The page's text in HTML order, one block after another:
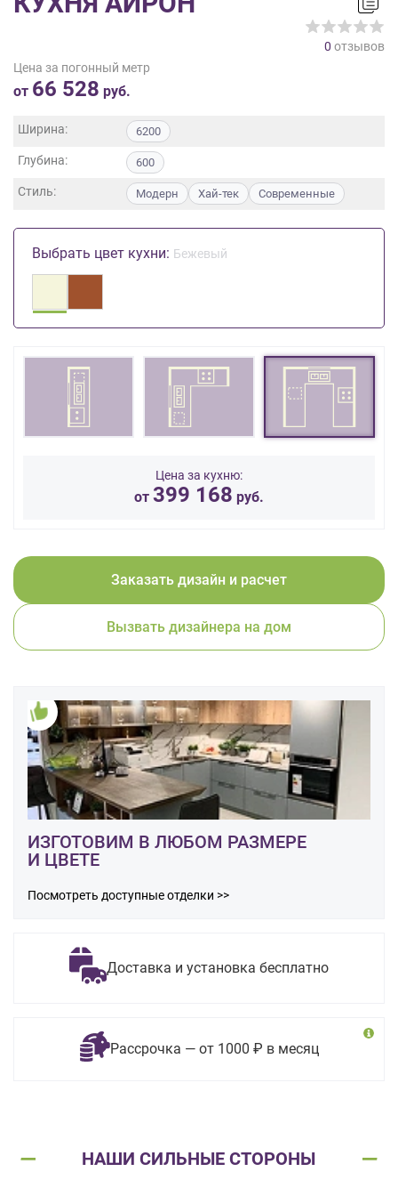
0 отзывов
Цена за погонный метр
от 66 528 руб.
Ширина: 6200
Глубина: 600
Стиль: Модерн Хай-тек Современные
Выбрать цвет кухни: Бежевый
Цена за кухню:
от 399 168 руб.
Заказать дизайн и расчет
Вызвать дизайнера на дом
ИЗГОТОВИМ В ЛЮБОМ РАЗМЕРЕ
И ЦВЕТЕ
Посмотреть доступные отделки >>
Доставка и установка бесплатно
Рассрочка — от 1000 ₽ в месяц
НАШИ СИЛЬНЫЕ СТОРОНЫ
данных ,
Согласие
обработку
данных
порядке
условиях
персональных